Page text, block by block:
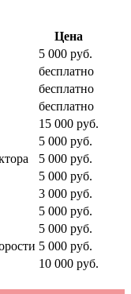
Цена
5 000 руб.
бесплатно
бесплатно
бесплатно
15 000 руб.
5 000 руб.
5 000 руб.
5 000 руб.
3 000 руб.
5 000 руб.
5 000 руб.
5 000 руб.
10 000 руб.